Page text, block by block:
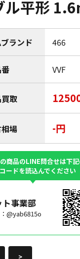
ル平形
ランド 466
VVF
取
場 -円
商品のLINE問合せは下
ードを読込んでください
ト事業部
@yab6815o
>